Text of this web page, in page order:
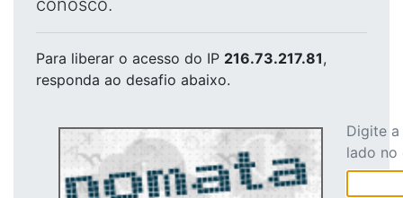
conosco.
Para liberar o acesso do IP 216.73.217.81,
responda ao desafio abaixo.
Digite
lado no